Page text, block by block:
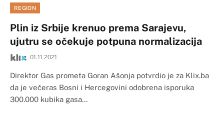
REGION
Plin iz Srbije krenuo prema Sarajevu,
ujutru se očekuje potpuna normalizacija
01.11.2021
Direktor Gas prometa Goran Ašonja potvrdio je za Klix.ba
da je večeras Bosni i Hercegovini odobrena isporuka
300.000 kubika gasa…